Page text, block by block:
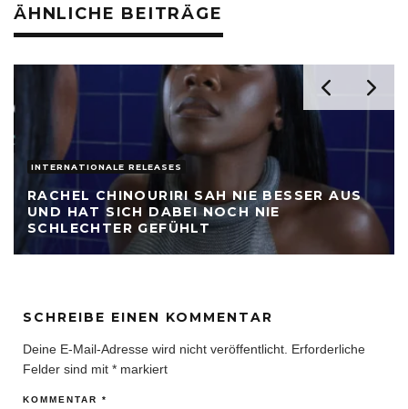
ÄHNLICHE BEITRÄGE
INTERNATIONALE RELEASES
RACHEL CHINOURIRI SAH NIE BESSER AUS
UND HAT SICH DABEI NOCH NIE
SCHLECHTER GEFÜHLT
SCHREIBE EINEN KOMMENTAR
Deine E-Mail-Adresse wird nicht veröffentlicht. Erforderliche
Felder sind mit * markiert
KOMMENTAR *